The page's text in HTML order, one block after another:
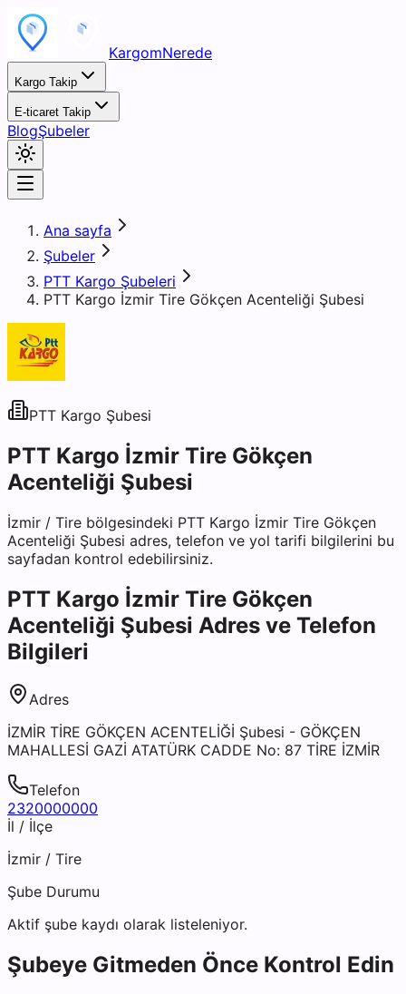
KargomNerede
Kargo Takip
E-ticaret Takip
BlogŞubeler
Ana sayfa
Şubeler
PTT Kargo Şubeleri
PTT Kargo İzmir Tire Gökçen Acenteliği Şubesi
PTT Kargo Şubesi
PTT Kargo İzmir Tire Gökçen
Acenteliği Şubesi
İzmir / Tire bölgesindeki PTT Kargo İzmir Tire Gökçen
Acenteliği Şubesi adres, telefon ve yol tarifi bilgilerini bu
sayfadan kontrol edebilirsiniz.
PTT Kargo İzmir Tire Gökçen
Acenteliği Şubesi Adres ve Telefon
Bilgileri
Adres
İZMİR TİRE GÖKÇEN ACENTELİĞİ Şubesi - GÖKÇEN
MAHALLESİ GAZİ ATATÜRK CADDE No: 87 TİRE İZMİR
Telefon
2320000000
İl / İlçe
İzmir / Tire
Şube Durumu
Aktif şube kaydı olarak listeleniyor.
Şubeye Gitmeden Önce Kontrol Edin